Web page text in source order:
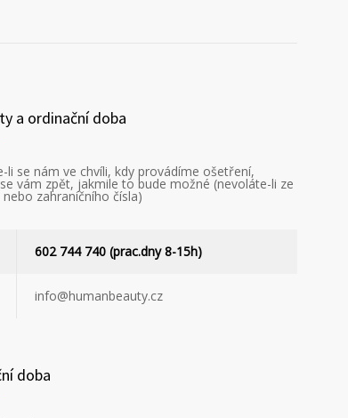
a ordinační doba
li se nám ve chvíli, kdy provádíme ošetření,
vám zpět, jakmile to bude možné (nevoláte-li ze
zahraničního čísla)
602 744 740 (prac.dny 8-15h)
info@humanbeauty.cz
doba